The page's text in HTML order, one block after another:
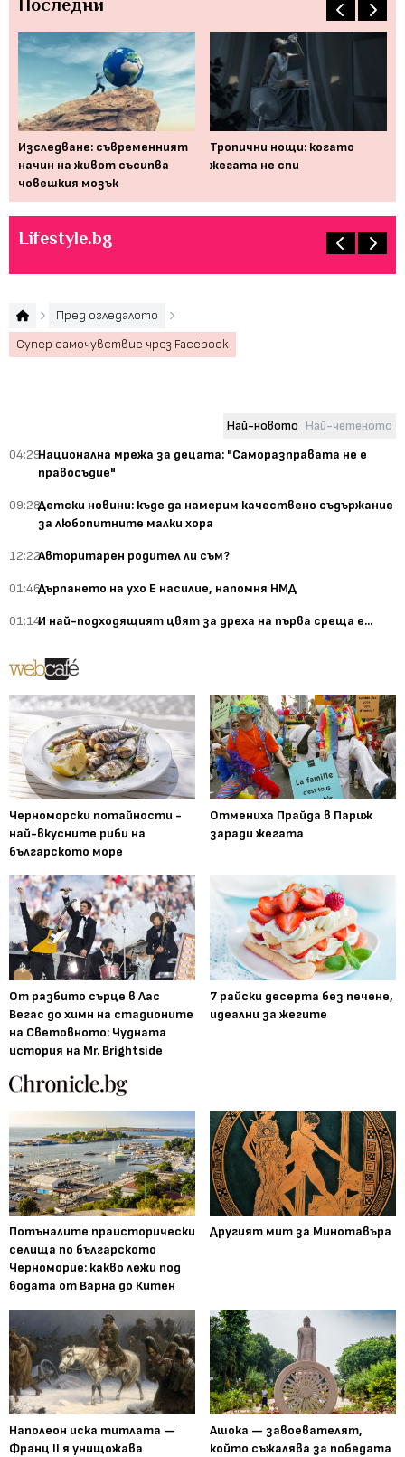
Последни
Изследване: съвременният
начин на живот съсипва
човешкия мозък
Тропични нощи: когато
жегата не спи
Lifestyle.bg
Пред огледалото
Супер самочувствие чрез Facebook
Най-новото Най-четеното
04:29Национална мрежа за децата: "Саморазправата не е
правосъдие"
09:28Детски новини: къде да намерим качествено съдържание
за любопитните малки хора
12:22Авторитарен родител ли съм?
01:46Дърпането на ухо Е насилие, напомня НМД
01:14И най-подходящият цвят за дреха на първа среща е...
Черноморски потайности -
най-вкусните риби на
българското море
Отмениха Прайда в Париж
заради жегата
От разбито сърце в Лас
Вегас до химн на стадионите
на Световното: Чудната
история на Mr. Brightside
7 райски десерта без печене,
идеални за жегите
Потъналите праисторически
селища по българското
Черноморие: какво лежи под
водата от Варна до Китен
Другият мит за Минотавъра
Наполеон иска титлата —
Франц II я унищожава
Ашока — завоевателят,
който съжалява за победата